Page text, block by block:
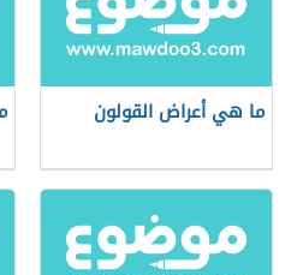
ما هي أعراض القولون